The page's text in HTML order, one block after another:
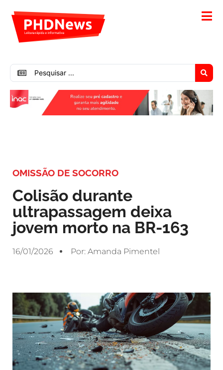
OMISSÃO DE SOCORRO
Colisão durante
ultrapassagem deixa
jovem morto na BR-163
16/01/2026 Por: Amanda Pimentel